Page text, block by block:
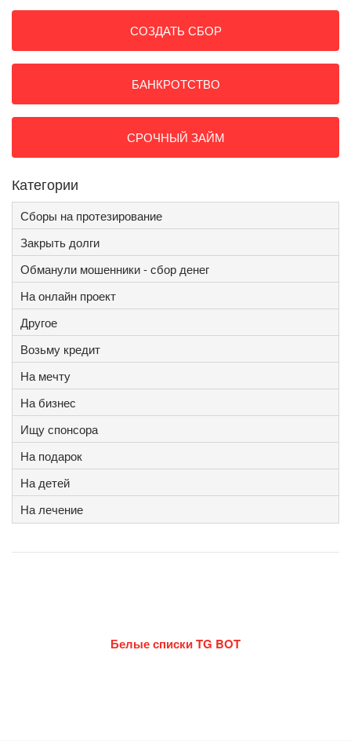
СОЗДАТЬ СБОР
БАНКРОТСТВО
СРОЧНЫЙ ЗАЙМ
Категории
Сборы на протезирование
Закрыть долги
Обманули мошенники - сбор денег
На онлайн проект
Другое
Возьму кредит
На мечту
На бизнес
Ищу спонсора
На подарок
На детей
На лечение
Белые списки TG BOT